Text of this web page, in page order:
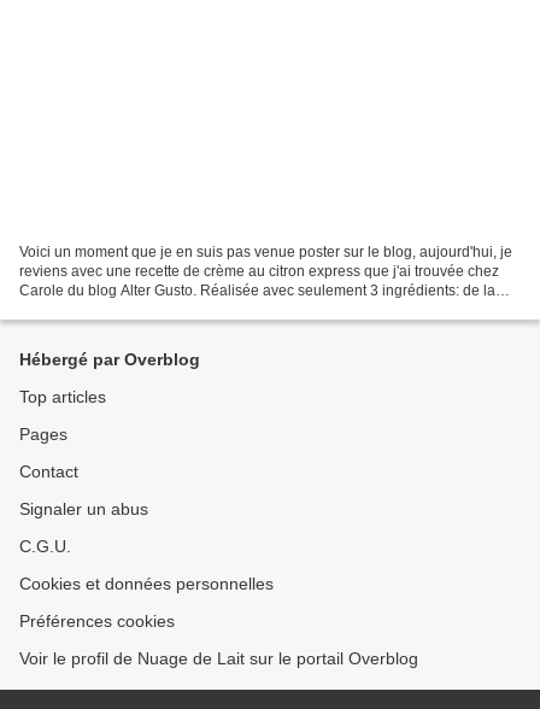
Voici un moment que je en suis pas venue poster sur le blog, aujourd'hui, je
reviens avec une recette de crème au citron express que j'ai trouvée chez
Carole du blog Alter Gusto. Réalisée avec seulement 3 ingrédients: de la
Hébergé par Overblog
Top articles
Pages
Contact
Signaler un abus
C.G.U.
Cookies et données personnelles
Préférences cookies
Voir le profil de Nuage de Lait sur le portail Overblog